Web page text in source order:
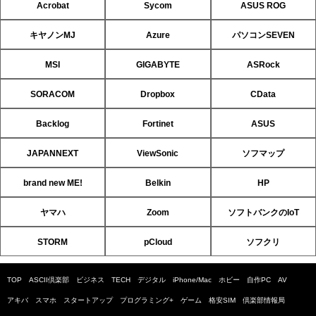
Acrobat Sycom ASUS ROG
キヤノンMJ Azure パソコンSEVEN
MSI GIGABYTE ASRock
SORACOM Dropbox CData
Backlog Fortinet ASUS
JAPANNEXT ViewSonic ソフマップ
brand new ME! Belkin HP
ヤマハ Zoom ソフトバンクのIoT
STORM pCloud ソフクリ
TOP ASCII倶楽部 ビジネス TECH デジタル iPhone/Mac ホビー 自作PC AV
アキバ スマホ スタートアップ プログラミング+ ゲーム 格安SIM 倶楽部情報局